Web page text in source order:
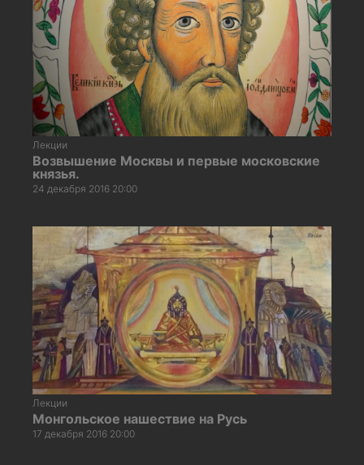
Лекции
Возвышение Москвы и первые московские
князья.
24 декабря 2016 20:00
Лекции
Монгольское нашествие на Русь
17 декабря 2016 20:00